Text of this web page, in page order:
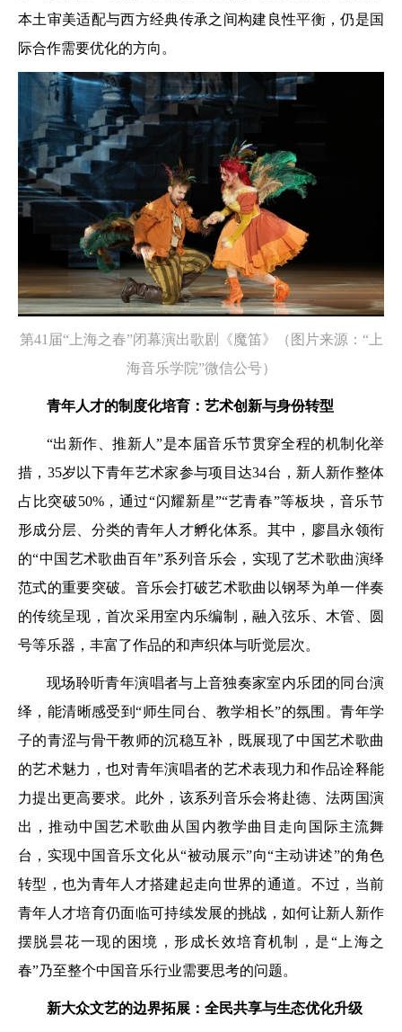
本土审美适配与西方经典传承之间构建良性平衡，仍是国
际合作需要优化的方向。
第41届“上海之春”闭幕演出歌剧《魔笛》（图片来源：“上
海音乐学院”微信公号）
青年人才的制度化培育：艺术创新与身份转型
“出新作、推新人”是本届音乐节贯穿全程的机制化举
措，35岁以下青年艺术家参与项目达34台，新人新作整体
占比突破50%，通过“闪耀新星”“艺青春”等板块，音乐节
形成分层、分类的青年人才孵化体系。其中，廖昌永领衔
的“中国艺术歌曲百年”系列音乐会，实现了艺术歌曲演绎
范式的重要突破。音乐会打破艺术歌曲以钢琴为单一伴奏
的传统呈现，首次采用室内乐编制，融入弦乐、木管、圆
号等乐器，丰富了作品的和声织体与听觉层次。
现场聆听青年演唱者与上音独奏家室内乐团的同台演
绎，能清晰感受到“师生同台、教学相长”的氛围。青年学
子的青涩与骨干教师的沉稳互补，既展现了中国艺术歌曲
的艺术魅力，也对青年演唱者的艺术表现力和作品诠释能
力提出更高要求。此外，该系列音乐会将赴德、法两国演
出，推动中国艺术歌曲从国内教学曲目走向国际主流舞
台，实现中国音乐文化从“被动展示”向“主动讲述”的角色
转型，也为青年人才搭建起走向世界的通道。不过，当前
青年人才培育仍面临可持续发展的挑战，如何让新人新作
摆脱昙花一现的困境，形成长效培育机制，是“上海之
春”乃至整个中国音乐行业需要思考的问题。
新大众文艺的边界拓展：全民共享与生态优化升级